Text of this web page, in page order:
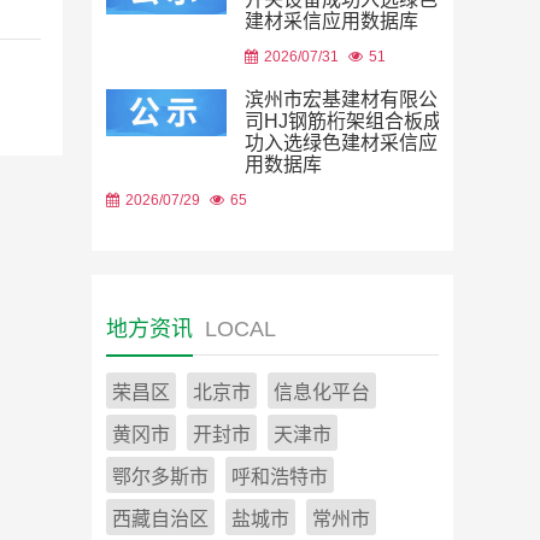
建材采信应用数据库
2026/07/31 51
滨州市宏基建材有限公
司HJ钢筋桁架组合板成
功入选绿色建材采信应
用数据库
2026/07/29 65
地方资讯 LOCAL
荣昌区 北京市 信息化平台
黄冈市 开封市 天津市
鄂尔多斯市 呼和浩特市
西藏自治区 盐城市 常州市